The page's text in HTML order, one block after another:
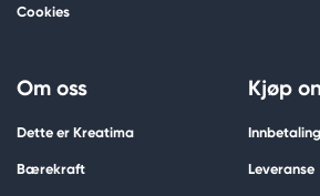
Cookies
Om oss
Dette er Kreatima
Bærekraft
Kjøp
Innbetaling
Leveranse